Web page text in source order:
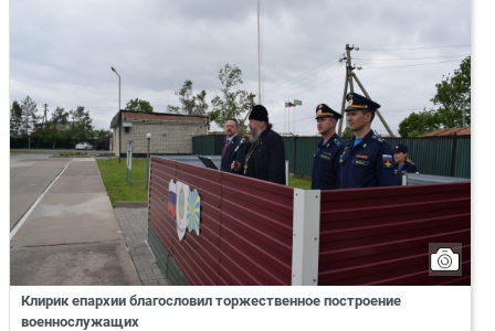
Клирик епархии благословил торжественное построение
военнослужащих